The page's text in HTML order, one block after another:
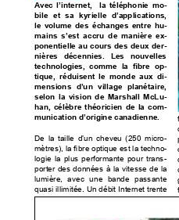
Avec l’internet,  la téléphonie mo-
bile et sa kyrielle d’applications,
le volume des échanges entre hu-
mains s’est accru de manière ex-
ponentielle au cours des deux der-
nières décennies. Les nouvelles
technologies,  comme  la
bre  op-
tique, réduisent le monde aux di-
mensions d’un village planétaire,
selon la vision de Marshall McLu-
han, célèbre théoricien de la com-
munication d’origine canadienne.
      -
-
     -
porter des données à la vitesse de la
    
